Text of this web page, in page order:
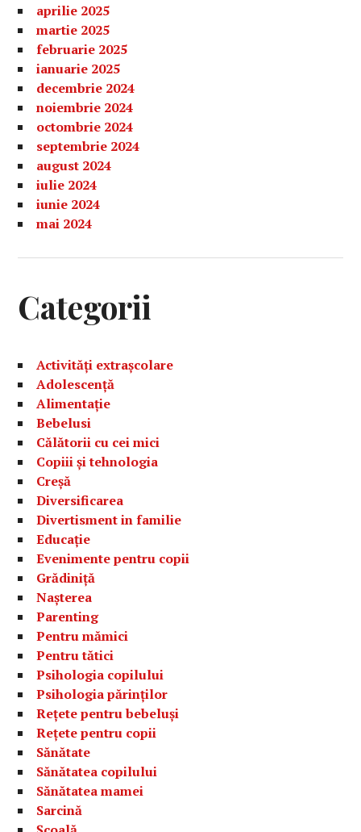
aprilie 2025
martie 2025
februarie 2025
ianuarie 2025
decembrie 2024
noiembrie 2024
octombrie 2024
septembrie 2024
august 2024
iulie 2024
iunie 2024
mai 2024
Categorii
Activități extrașcolare
Adolescență
Alimentație
Bebelusi
Călătorii cu cei mici
Copiii și tehnologia
Creșă
Diversificarea
Divertisment in familie
Educație
Evenimente pentru copii
Grădiniță
Nașterea
Parenting
Pentru mămici
Pentru tătici
Psihologia copilului
Psihologia părinților
Rețete pentru bebeluși
Rețete pentru copii
Sănătate
Sănătatea copilului
Sănătatea mamei
Sarcină